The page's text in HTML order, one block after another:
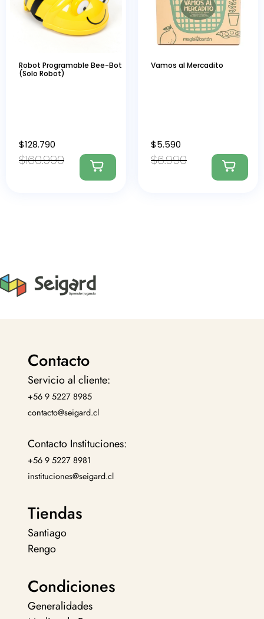
Robot Programable Bee-Bot
(Solo Robot)
$160.990
$128.790
Vamos al Mercadito
$6.990
$5.590
Contacto
Servicio al cliente:
+56 9 5227 8985
contacto@seigard.cl
Contacto Instituciones:
+56 9 5227 8981
instituciones@seigard.cl
Tiendas
Santiago
Rengo
Condiciones
Generalidades